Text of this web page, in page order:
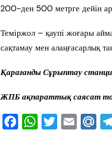
200-ден 500 метрге дейін
Теміржол – қаупі жоғары
сақтамау мен алаңғасарлық
Қарағанды Сұрыптау
ЖПБ ақпараттық саясат
F W T E M